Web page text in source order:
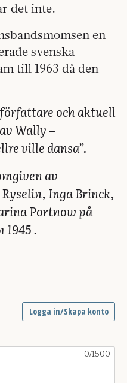
det inte.
en
svenska
till 1963 då den
och aktuell
Wally –
ville dansa”.
av
Inga Brinck,
Portnow på
.